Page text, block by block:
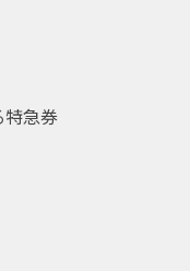
急券